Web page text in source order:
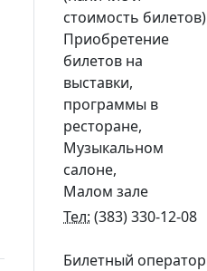
стоимость билетов)
Приобретение
билетов на
выставки,
программы в
ресторане,
Музыкальном
салоне,
Малом зале
Тел: (383) 330-12-08
Билетный оператор